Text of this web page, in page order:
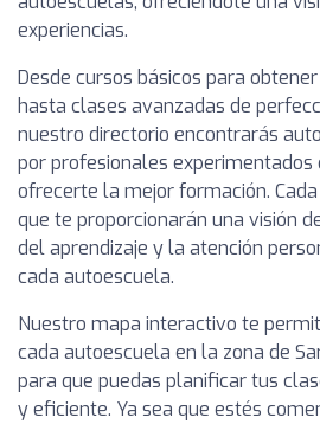
experiencias.
Desde cursos básicos para
hasta clases avanzadas de
nuestro directorio encontrarás
por profesionales experimentados
ofrecerte la mejor formación.
que te proporcionarán una visión
del aprendizaje y la atención
cada autoescuela.
Nuestro mapa interactivo te
cada autoescuela en la zona de
para que puedas planificar tus
y eficiente. Ya sea que estés